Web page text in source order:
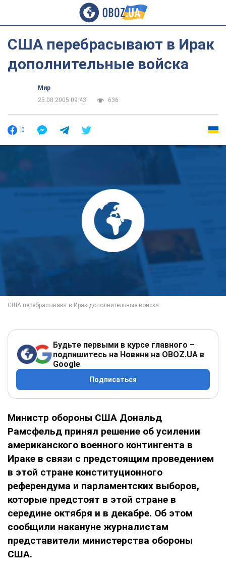
США перебрасывают в Ирак
дополнительные войска
Мир
25.08.2005 09:43
636
0
Будьте первыми в курсе главного –
подпишитесь на Новини на OBOZ.UA в
Google
Подписаться
Министр обороны США Дональд
Рамсфельд принял решение об усилении
американского военного контингента в
Ираке в связи с предстоящим проведением
в этой стране конституционного
референдума и парламентских выборов,
которые предстоят в этой стране в
середине октября и в декабре. Об этом
сообщили накануне журналистам
представители министерства обороны
США.